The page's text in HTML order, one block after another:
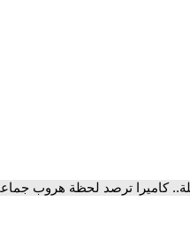
كاميرا ترصد لحظة هروب